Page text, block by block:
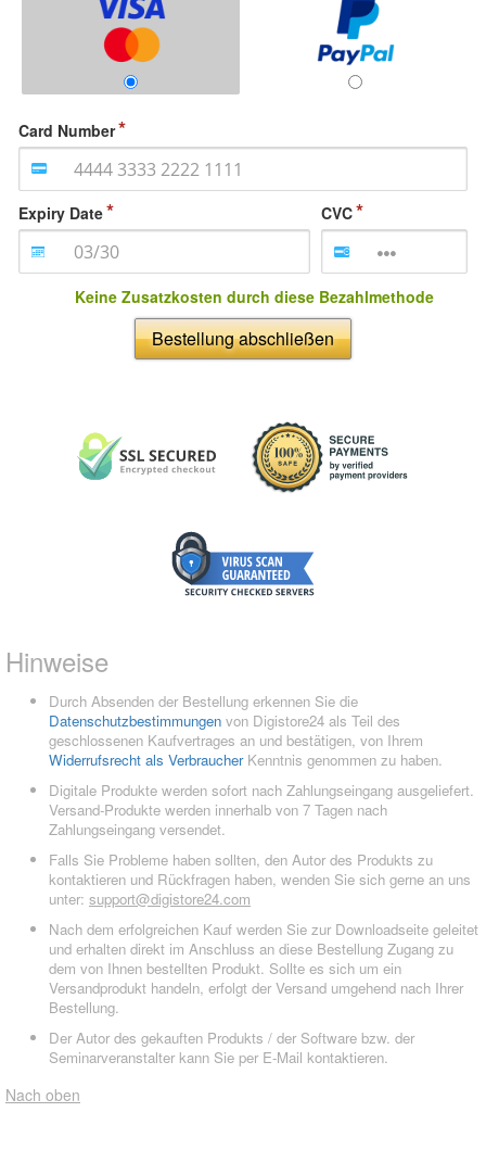
Card Number
Expiry Date CVC
Keine Zusatzkosten durch diese Bezahlmethode
Bestellung abschließen
Hinweise
Durch Absenden der Bestellung erkennen Sie die
Datenschutzbestimmungen von Digistore24 als Teil des
geschlossenen Kaufvertrages an und bestätigen, von Ihrem
Widerrufsrecht als VerbraucherKenntnis genommen zu haben.
Digitale Produkte werden sofort nach Zahlungseingang ausgeliefert.
Versand-Produkte werden innerhalb von 7 Tagen nach
Zahlungseingang versendet.
Falls Sie Probleme haben sollten, den Autor des Produkts zu
kontaktieren und Rückfragen haben, wenden Sie sich gerne an uns
unter: support@digistore24.com
Nach dem erfolgreichen Kauf werden Sie zur Downloadseite geleitet
und erhalten direkt im Anschluss an diese Bestellung Zugang zu
dem von Ihnen bestellten Produkt. Sollte es sich um ein
Versandprodukt handeln, erfolgt der Versand umgehend nach Ihrer
Bestellung.
Der Autor des gekauften Produkts / der Software bzw. der
Seminarveranstalter kann Sie per E-Mail kontaktieren.
Nach oben